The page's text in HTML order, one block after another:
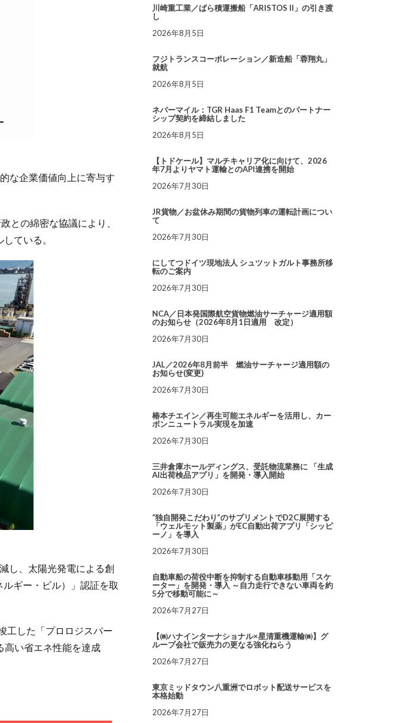
な企業価値向上に寄与す
との綿密な協議により、
ている。
し、太陽光発電による創
ギー・ビル）」認証を取
工した「プロロジスパー
高い省エネ性能を達成
川崎重工業／ばら積運搬船「ARISTOS II」の引き渡
し
2026年8月5日
フジトランスコーポレーション／新造船「蓉翔丸」
就航
2026年8月5日
ネバーマイル：TGR Haas F1 Teamとのパートナー
シップ契約を締結しました
2026年8月5日
【トドケール】マルチキャリア化に向けて、2026
年7月よりヤマト運輸とのAPI連携を開始
2026年7月30日
JR貨物／お盆休み期間の貨物列車の運転計画につい
て
2026年7月30日
にしてつドイツ現地法人 シュツットガルト事務所移
転のご案内
2026年7月30日
NCA／日本発国際航空貨物燃油サーチャージ適用額
のお知らせ（2026年8月1日適用 改定）
2026年7月30日
JAL／2026年8月前半 燃油サーチャージ適用額の
お知らせ(変更)
2026年7月30日
椿本チエイン／再生可能エネルギーを活用し、カー
ボンニュートラル実現を加速
2026年7月30日
三井倉庫ホールディングス、受託物流業務に 「生成
AI出荷検品アプリ」を開発・導入開始
2026年7月30日
“独自開発こだわり”のサプリメントでD2C展開する
「ウェルモット製薬」がEC自動出荷アプリ「シッピ
ーノ」を導入
2026年7月30日
自動車船の荷役中断を抑制する自動車移動用「スケ
ーター」を開発・導入 ～自力走行できない車両を約
5分で移動可能に～
2026年7月27日
【㈱ハナインターナショナル×星清重機運輸㈱】グ
ループ会社で販売力の更なる強化ねらう
2026年7月27日
東京ミッドタウン八重洲でロボット配送サービスを
本格始動
2026年7月27日